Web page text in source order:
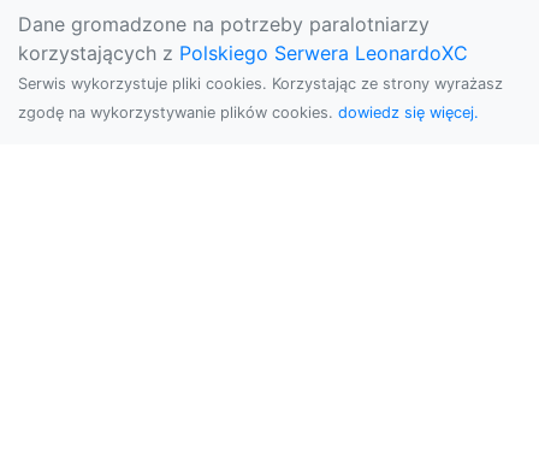
Dane gromadzone na potrzeby paralotniarzy
korzystających z Polskiego Serwera LeonardoXC
Serwis wykorzystuje pliki cookies. Korzystając ze strony wyrażasz
zgodę na wykorzystywanie plików cookies. dowiedz się więcej.